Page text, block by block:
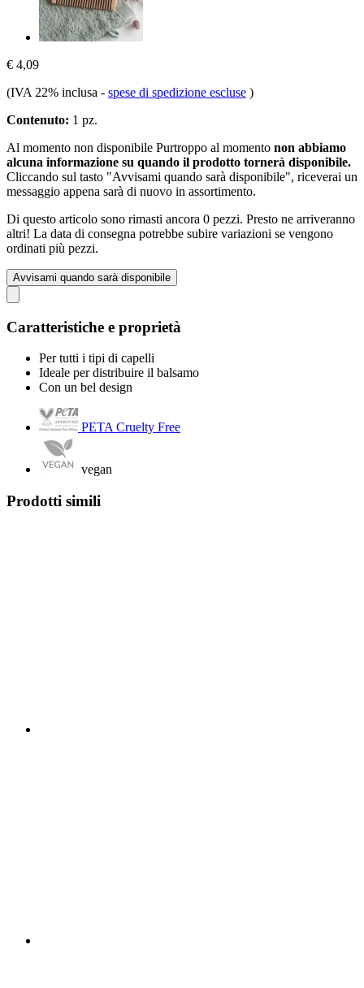
€ 4,09
(IVA 22% inclusa - spese di spedizione escluse )
Contenuto: 1 pz.
Al momento non disponibile Purtroppo al momento non abbiamo
alcuna informazione su quando il prodotto tornerà disponibile.
Cliccando sul tasto "Avvisami quando sarà disponibile", riceverai un
messaggio appena sarà di nuovo in assortimento.
Di questo articolo sono rimasti ancora 0 pezzi. Presto ne arriveranno
altri! La data di consegna potrebbe subire variazioni se vengono
ordinati più pezzi.
Avvisami quando sarà disponibile
Caratteristiche e proprietà
Per tutti i tipi di capelli
Ideale per distribuire il balsamo
Con un bel design
PETA Cruelty Free
vegan
Prodotti simili